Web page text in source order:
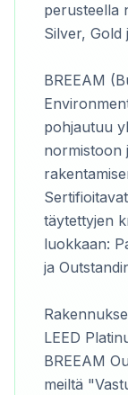
perusteella
Silver, Gold
BREEAM
pohjautuu
normistoon
täytettyjen
luokkaan:
ja
LEED
BREEAM
meiltä